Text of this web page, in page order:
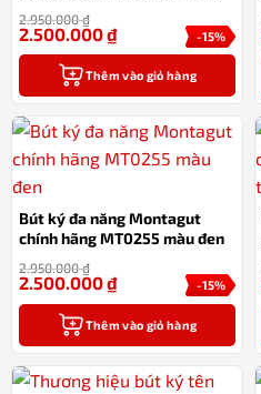
2.950.000₫
-15%
2.500.000₫
Thêm vào giỏ hàng
Bút ký đa năng Montagut
chính hãng MT0255 màu đen
2.950.000₫
-15%
2.500.000₫
Thêm vào giỏ hàng